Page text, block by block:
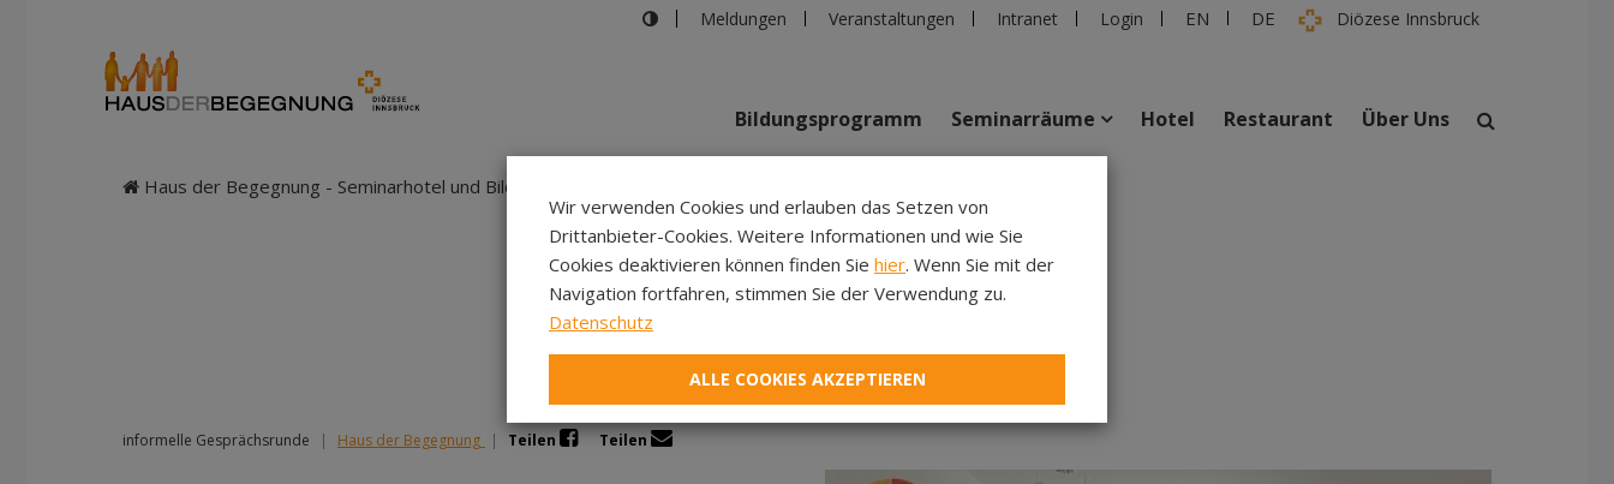
Meldungen Veranstaltungen Intranet Login EN DE Diözese Innsbruck
Bildungsprogramm Seminarräume Hotel Restaurant Über Uns
Haus der Begegnung - Seminarhotel und Bildungshaus in Innsbruck
EU-Stammtisch im Mai
informelle Gesprächsrunde | Haus der Begegnung | Teilen Teilen
Wir verwenden Cookies und erlauben das Setzen von
Drittanbieter-Cookies. Weitere Informationen und wie Sie
Cookies deaktivieren können finden Sie hier. Wenn Sie mit der
Navigation fortfahren, stimmen Sie der Verwendung zu.
Datenschutz
ALLE COOKIES AKZEPTIEREN